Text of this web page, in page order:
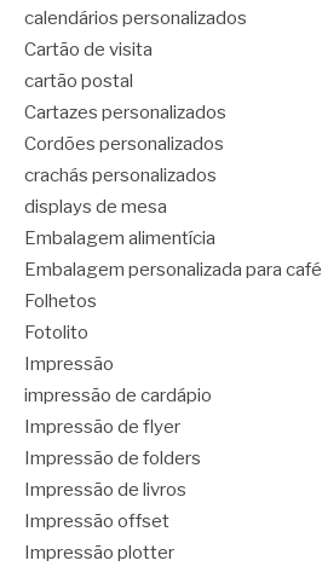
calendários personalizados
Cartão de visita
cartão postal
Cartazes personalizados
Cordões personalizados
crachás personalizados
displays de mesa
Embalagem alimentícia
Embalagem personalizada para café
Folhetos
Fotolito
Impressão
impressão de cardápio
Impressão de flyer
Impressão de folders
Impressão de livros
Impressão offset
Impressão plotter